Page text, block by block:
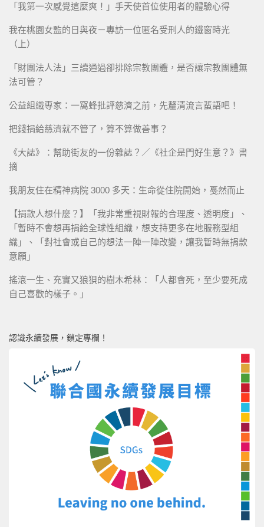
「我第一次感覺這麼爽！」手天使首位使用者的體驗心得
我在桃園女監的日與夜－專訪一位匿名受刑人的鐵窗時光
（上）
「財團法人法」三讀通過卻排除宗教團體，是否讓宗教團體無
法可管？
公益組織專家：一窩蜂批評慈濟之前，先釐清流言蜚語吧！
把錢捐給慈濟就不管了，算不算做善事？
《大誌》：幫助街友的一份雜誌？／《社企是門好生意？》書
摘
我朋友住在精神病院 3000 多天：生命從住院開始，戞然而止
【捐款人想什麼？】「我非常重視財報的合理度、透明度」、
「暫時不會想再捐給全球性組織，想支持更多在地服務型組
織」、「對社會或自己的想法一陣一陣改變，讓我暫時無捐款
意願」
搖滾一生、充實又狼狽的樹木希林：「人都會死，至少要死成
自己喜歡的樣子。」
認識永續發展，鎖定專欄！